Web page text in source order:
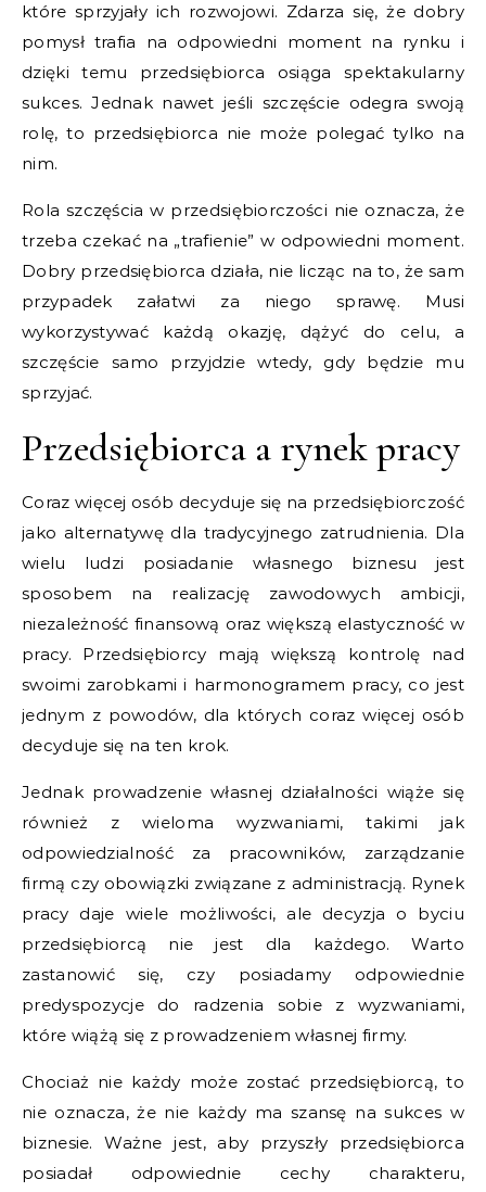
które sprzyjały ich rozwojowi. Zdarza się, że dobry
pomysł trafia na odpowiedni moment na rynku i
dzięki temu przedsiębiorca osiąga spektakularny
sukces. Jednak nawet jeśli szczęście odegra swoją
rolę, to przedsiębiorca nie może polegać tylko na
nim.
Rola szczęścia w przedsiębiorczości nie oznacza, że
trzeba czekać na „trafienie” w odpowiedni moment.
Dobry przedsiębiorca działa, nie licząc na to, że sam
przypadek załatwi za niego sprawę. Musi
wykorzystywać każdą okazję, dążyć do celu, a
szczęście samo przyjdzie wtedy, gdy będzie mu
sprzyjać.
Przedsiębiorca a rynek pracy
Coraz więcej osób decyduje się na przedsiębiorczość
jako alternatywę dla tradycyjnego zatrudnienia. Dla
wielu ludzi posiadanie własnego biznesu jest
sposobem na realizację zawodowych ambicji,
niezależność finansową oraz większą elastyczność w
pracy. Przedsiębiorcy mają większą kontrolę nad
swoimi zarobkami i harmonogramem pracy, co jest
jednym z powodów, dla których coraz więcej osób
decyduje się na ten krok.
Jednak prowadzenie własnej działalności wiąże się
również z wieloma wyzwaniami, takimi jak
odpowiedzialność za pracowników, zarządzanie
firmą czy obowiązki związane z administracją. Rynek
pracy daje wiele możliwości, ale decyzja o byciu
przedsiębiorcą nie jest dla każdego. Warto
zastanowić się, czy posiadamy odpowiednie
predyspozycje do radzenia sobie z wyzwaniami,
które wiążą się z prowadzeniem własnej firmy.
Chociaż nie każdy może zostać przedsiębiorcą, to
nie oznacza, że nie każdy ma szansę na sukces w
biznesie. Ważne jest, aby przyszły przedsiębiorca
posiadał odpowiednie cechy charakteru,